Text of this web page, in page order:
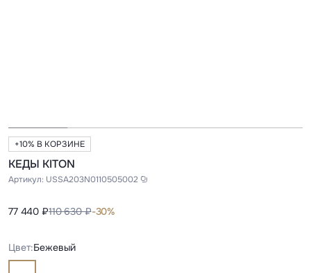
+10% В КОРЗИНЕ
КЕДЫ KITON
Артикул: USSA203N0110505002
77 440 ₽110 630 ₽-30%
Цвет:Бежевый